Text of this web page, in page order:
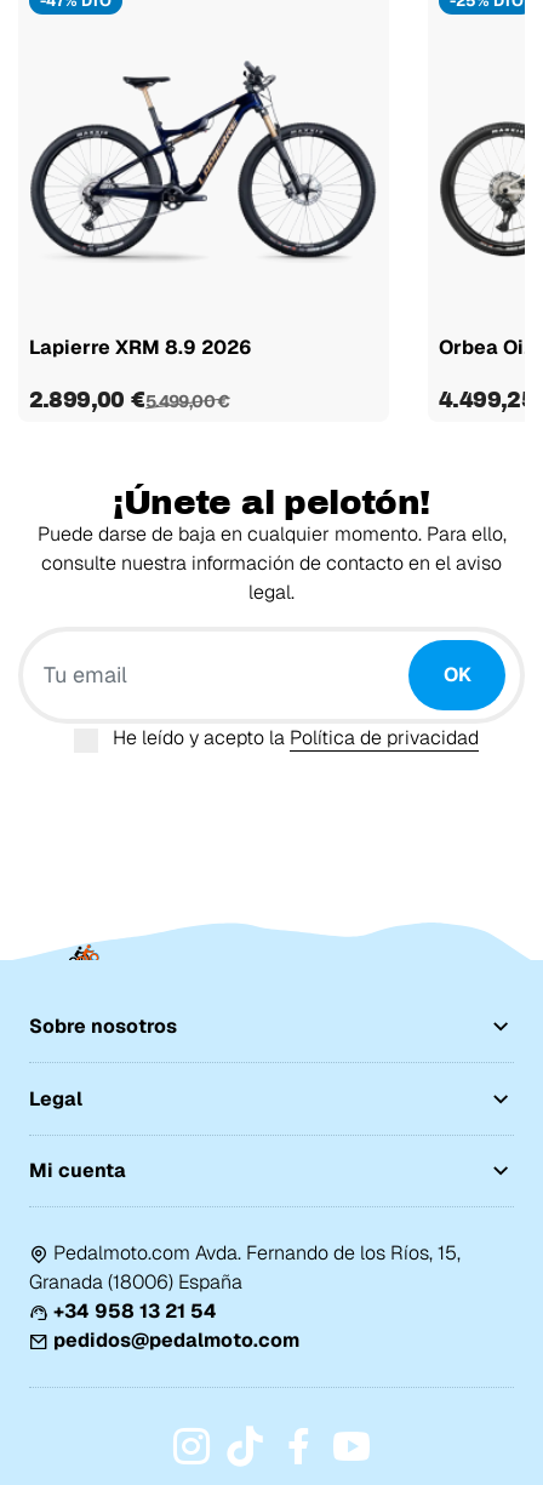
Lapierre XRM 8.9 2026
2.899,00 €5.499,00 €
Orbea Oiz
4.499,25
¡Únete al pelotón!
Puede darse de baja en cualquier momento. Para ello,
consulte nuestra información de contacto en el aviso
legal.
OK
He leído y acepto la Política de privacidad
Sobre nosotros
Legal
Mi cuenta
Pedalmoto.com Avda. Fernando de los Ríos, 15,
Granada (18006) España
+34 958 13 21 54
pedidos@pedalmoto.com